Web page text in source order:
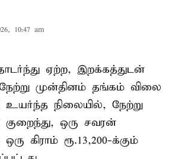
10:47 am
ஏற்ற, இறக்கத்துடன்
நேற்று முன்தினம் தங்கம் விலை
உயர்ந்த நிலையில், நேற்று
குறைந்து, ஒரு சவரன்
ஒரு கிராம் ரூ.13,200-க்கும்